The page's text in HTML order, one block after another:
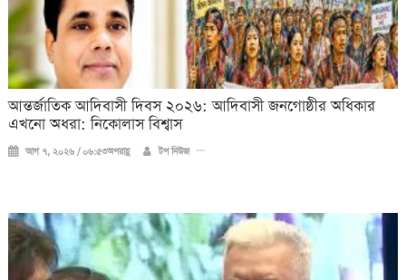
আন্তর্জাতিক আদিবাসী দিবস ২০২৬: আদিবাসী জনগোষ্ঠীর অধিকার
এখনো অধরা: নিকোলাস বিশ্বাস
আগ ৭, ২০২৬ / ০৬:৫৩অপরাহ্ণ টপ নিউজ